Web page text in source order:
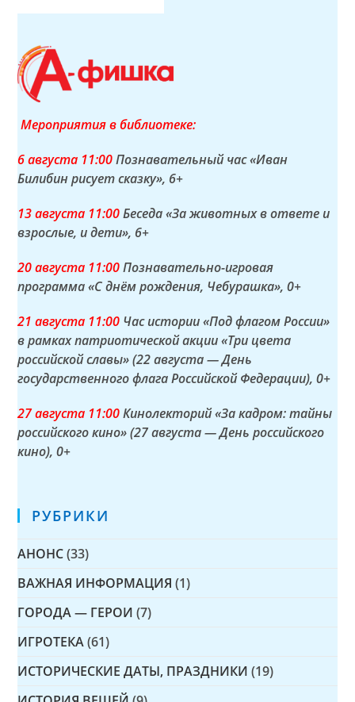
Мероприятия в библиотеке:
6 августа 11:00Познавательный час «Иван
Билибин рисует сказку», 6+
13 августа 11:00Беседа «За животных в ответе и
взрослые, и дети», 6+
20 августа 11:00Познавательно-игровая
программа «С днём рождения, Чебурашка», 0+
21 августа 11:00 Час истории «Под флагом России»
в рамках патриотической акции «Три цвета
российской славы» (22 августа — День
государственного флага Российской Федерации), 0+
27 августа 11:00Кинолекторий «За кадром: тайны
российского кино» (27 августа — День российского
кино), 0+
РУБРИКИ
АНОНС (33)
ВАЖНАЯ ИНФОРМАЦИЯ (1)
ГОРОДА — ГЕРОИ (7)
ИГРОТЕКА (61)
ИСТОРИЧЕСКИЕ ДАТЫ, ПРАЗДНИКИ (19)